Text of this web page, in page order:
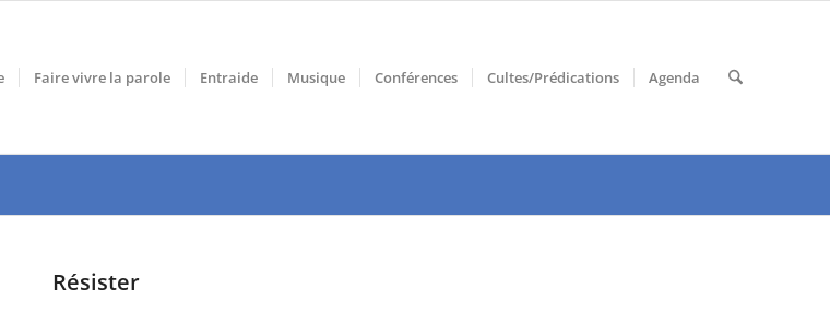
Faire vivre la parole Entraide Musique Conférences Cultes/Prédications Agenda
Résister